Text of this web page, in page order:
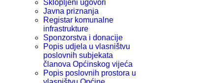
Sklopljeni ugovori
Javna priznanja
Registar komunalne
infrastrukture
Sponzorstva i donacije
Popis udjela u vlasništvu
poslovnih subjekata
članova Općinskog vijeća
Popis poslovnih prostora u